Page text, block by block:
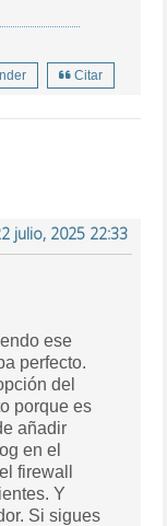
Citar
julio, 2025 22:33
ese
perfecto.
del
porque es
añadir
en el
firewall
Y
Si sigues